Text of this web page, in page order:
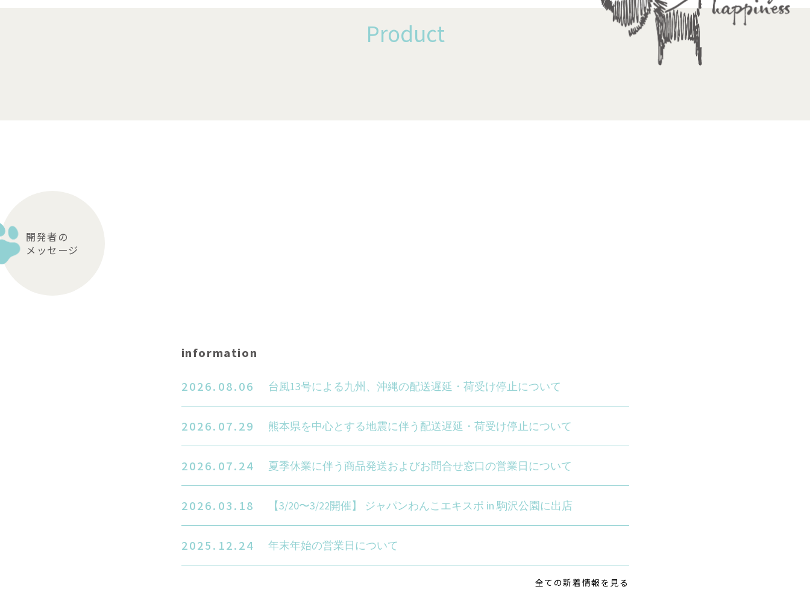
Product
開発者の
メッセージ
information
2026.08.06 台風13号による九州、沖縄の配送遅延・荷受け停止について
2026.07.29 熊本県を中心とする地震に伴う配送遅延・荷受け停止について
2026.07.24 夏季休業に伴う商品発送およびお問合せ窓口の営業日について
2026.03.18 【3/20〜3/22開催】 ジャパンわんこエキスポ in 駒沢公園に出店
2025.12.24 年末年始の営業日について
全ての新着情報を見る